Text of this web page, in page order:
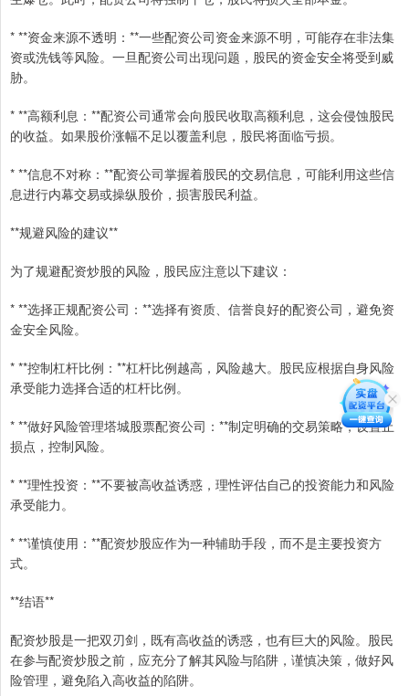
* **资金来源不透明：**一些配资公司资金来源不明，可能存在非法集
资或洗钱等风险。一旦配资公司出现问题，股民的资金安全将受到威
胁。
* **高额利息：**配资公司通常会向股民收取高额利息，这会侵蚀股民
的收益。如果股价涨幅不足以覆盖利息，股民将面临亏损。
* **信息不对称：**配资公司掌握着股民的交易信息，可能利用这些信
息进行内幕交易或操纵股价，损害股民利益。
**规避风险的建议**
为了规避配资炒股的风险，股民应注意以下建议：
* **选择正规配资公司：**选择有资质、信誉良好的配资公司，避免资
金安全风险。
* **控制杠杆比例：**杠杆比例越高，风险越大。股民应根据自身风险
承受能力选择合适的杠杆比例。
* **做好风险管理塔城股票配资公司：**制定明确的交易策略，设置止
损点，控制风险。
* **理性投资：**不要被高收益诱惑，理性评估自己的投资能力和风险
承受能力。
* **谨慎使用：**配资炒股应作为一种辅助手段，而不是主要投资方
式。
**结语**
配资炒股是一把双刃剑，既有高收益的诱惑，也有巨大的风险。股民
在参与配资炒股之前，应充分了解其风险与陷阱，谨慎决策，做好风
险管理，避免陷入高收益的陷阱。